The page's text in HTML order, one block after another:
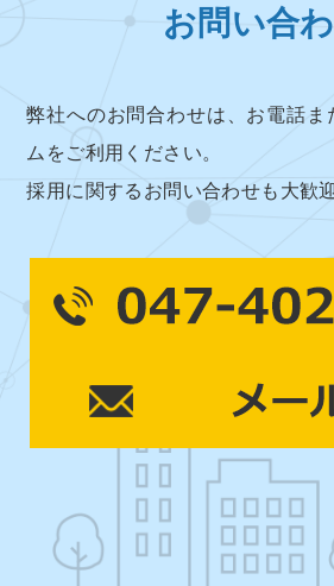
お問い合
弊社へのお問合わせは、お電話ま
ムをご利用ください。
採用に関するお問い合わせも大歓